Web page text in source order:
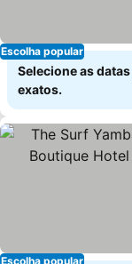
Escolha popular
Selecione as
exatos.
Escolha popular